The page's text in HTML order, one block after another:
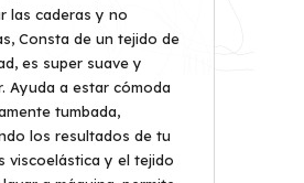
las caderas y no
Consta de un tejido de
es super suave y
Ayuda a estar cómoda
tumbada,
los resultados de tu
viscoelástica y el tejido